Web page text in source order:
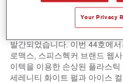
발간되었습니다. 이번 44호에
로맥스, 스피스헥커 브랜드 웹
이텍을 이용한 손상된 플라스
세레니티 화이트 펄과 아이스
Your Privacy